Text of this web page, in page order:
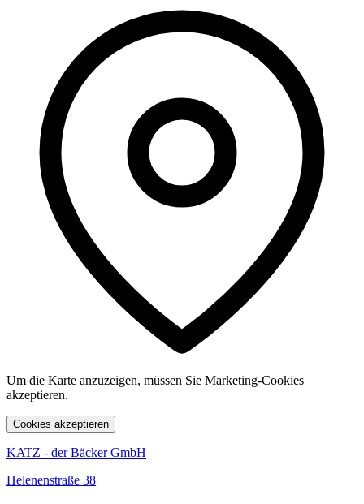
Um die Karte anzuzeigen, müssen Sie Marketing-Cookies
akzeptieren.
Cookies akzeptieren
KATZ - der Bäcker GmbH
Helenenstraße 38